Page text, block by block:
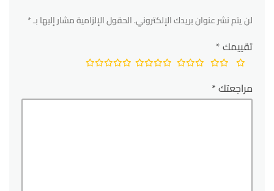
لن يتم نشر عنوان بريدك الإلكتروني.الحقول الإلزامية مشار إليها بـ*
تقييمك*
مراجعتك*